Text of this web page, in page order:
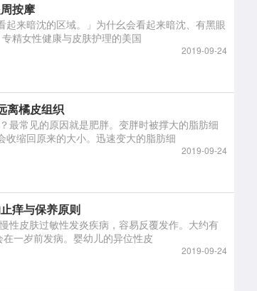
按摩
来暗沈的区域。」为什幺会看起来暗沈、有黑眼
圈呢？黑眼圈原因有以下几种。 黑眼圈原因 专精女性健康与皮肤护理的美国
2019-09-24
离橘皮组织
缩回原来的大小。迅速变大的脂肪细
2019-09-24
痒与保养原则
一岁前发病。婴幼儿的异位性皮
2019-09-24